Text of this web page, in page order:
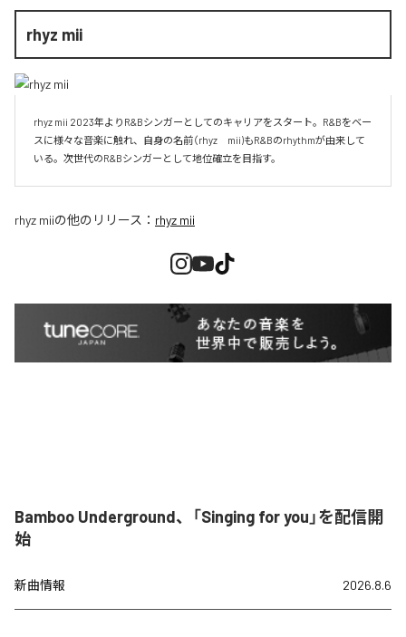
rhyz mii
rhyz mii 2023年よりR&Bシンガーとしてのキャリアをスタート。R&Bをベー
スに様々な音楽に触れ、自身の名前（rhyz　mii)もR&Bのrhythmが由来して
いる。次世代のR&Bシンガーとして地位確立を目指す。
rhyz miiの他のリリース： rhyz mii
Bamboo Underground、「Singing for you」を配信開
始
新曲情報 2026.8.6